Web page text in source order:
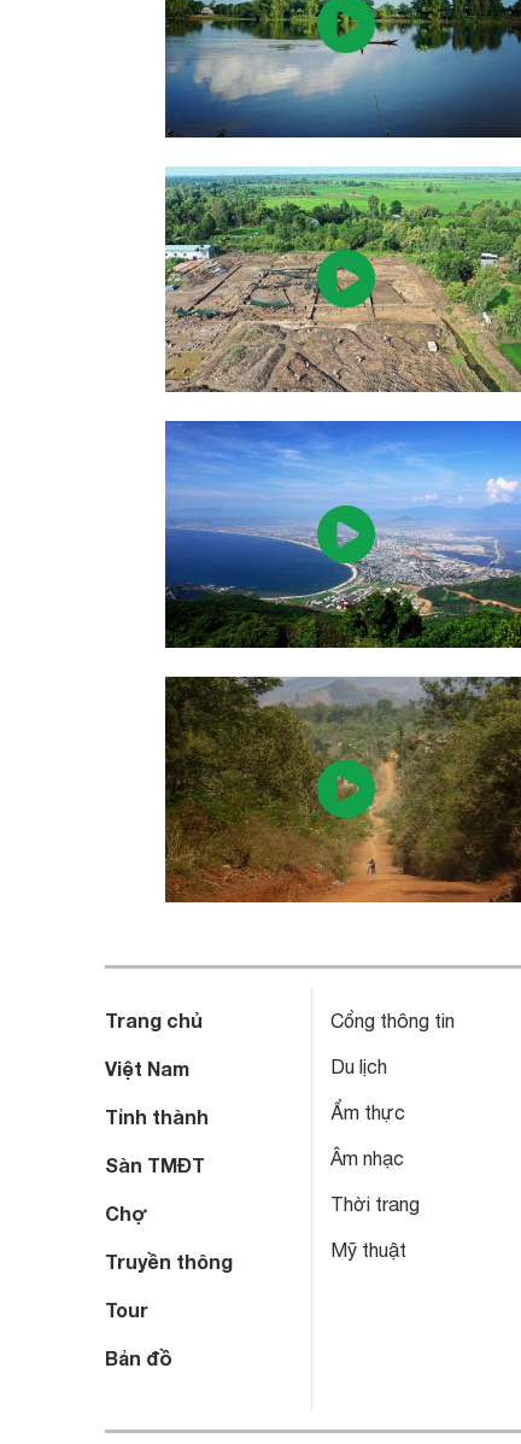
Trang chủ
Việt Nam
Tỉnh thành
Sàn TMĐT
Chợ
Truyền thông
Tour
Bản đồ
Cổng thông tin
Du lịch
Ẩm thực
Âm nhạc
Thời trang
Mỹ thuật